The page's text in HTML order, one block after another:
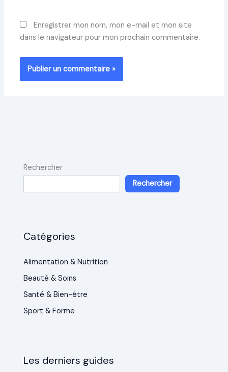
Enregistrer mon nom, mon e-mail et mon site
dans le navigateur pour mon prochain commentaire.
Rechercher
Rechercher
Catégories
Alimentation & Nutrition
Beauté & Soins
Santé & Bien-être
Sport & Forme
Les derniers guides